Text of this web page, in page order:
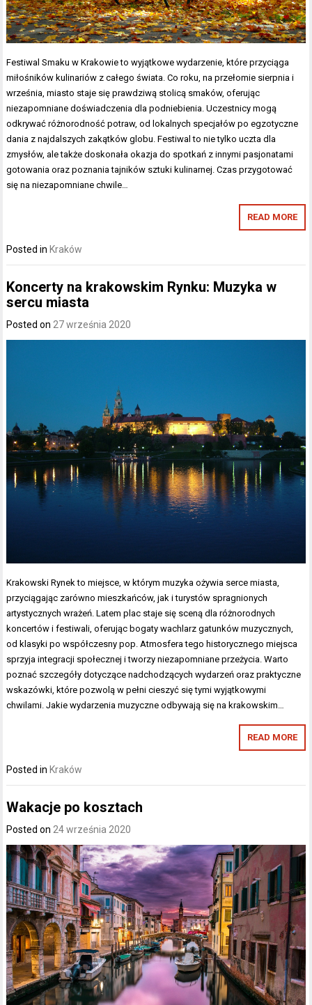
Festiwal Smaku w Krakowie to wyjątkowe wydarzenie, które przyciąga
miłośników kulinariów z całego świata. Co roku, na przełomie sierpnia i
września, miasto staje się prawdziwą stolicą smaków, oferując
niezapomniane doświadczenia dla podniebienia. Uczestnicy mogą
odkrywać różnorodność potraw, od lokalnych specjałów po egzotyczne
dania z najdalszych zakątków globu. Festiwal to nie tylko uczta dla
zmysłów, ale także doskonała okazja do spotkań z innymi pasjonatami
gotowania oraz poznania tajników sztuki kulinarnej. Czas przygotować
się na niezapomniane chwile…
READ MORE
Posted in Kraków
Koncerty na krakowskim Rynku: Muzyka w
sercu miasta
Posted on 27 września 2020
Krakowski Rynek to miejsce, w którym muzyka ożywia serce miasta,
przyciągając zarówno mieszkańców, jak i turystów spragnionych
artystycznych wrażeń. Latem plac staje się sceną dla różnorodnych
koncertów i festiwali, oferując bogaty wachlarz gatunków muzycznych,
od klasyki po współczesny pop. Atmosfera tego historycznego miejsca
sprzyja integracji społecznej i tworzy niezapomniane przeżycia. Warto
poznać szczegóły dotyczące nadchodzących wydarzeń oraz praktyczne
wskazówki, które pozwolą w pełni cieszyć się tymi wyjątkowymi
chwilami. Jakie wydarzenia muzyczne odbywają się na krakowskim…
READ MORE
Posted in Kraków
Wakacje po kosztach
Posted on 24 września 2020